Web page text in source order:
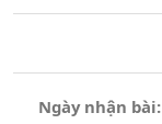
Ngày nhận bài: